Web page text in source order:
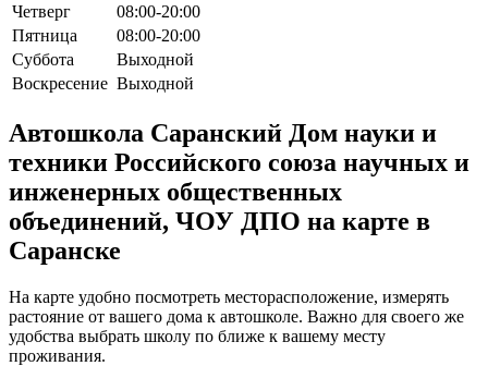
Четверг
08:00-20:00
Пятница
08:00-20:00
Суббота
Выходной
Воскресение Выходной
Автошкола Саранский Дом науки и
техники Российского союза научных и
инженерных общественных
объединений, ЧОУ ДПО на карте в
Саранске
На карте удобно посмотреть месторасположение, измерять
растояние от вашего дома к автошколе. Важно для своего же
удобства выбрать школу по ближе к вашему месту
проживания.